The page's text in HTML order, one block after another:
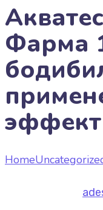
Фарма
эффект
Home